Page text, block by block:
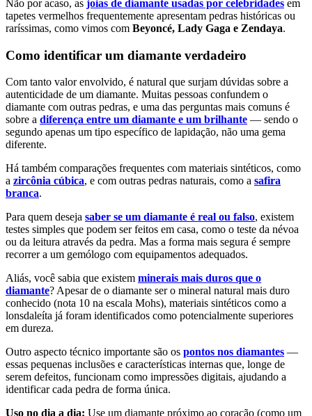
Não por acaso, as joias de diamante usadas por celebridades em
tapetes vermelhos frequentemente apresentam pedras históricas ou
raríssimas, como vimos com Beyoncé, Lady Gaga e Zendaya.
Como identificar um diamante verdadeiro
Com tanto valor envolvido, é natural que surjam dúvidas sobre a
autenticidade de um diamante. Muitas pessoas confundem o
diamante com outras pedras, e uma das perguntas mais comuns é
sobre a diferença entre um diamante e um brilhante — sendo o
segundo apenas um tipo específico de lapidação, não uma gema
diferente.
Há também comparações frequentes com materiais sintéticos, como
a zircônia cúbica, e com outras pedras naturais, como a safira
branca.
Para quem deseja saber se um diamante é real ou falso, existem
testes simples que podem ser feitos em casa, como o teste da névoa
ou da leitura através da pedra. Mas a forma mais segura é sempre
recorrer a um gemólogo com equipamentos adequados.
Aliás, você sabia que existem minerais mais duros que o
diamante? Apesar de o diamante ser o mineral natural mais duro
conhecido (nota 10 na escala Mohs), materiais sintéticos como a
lonsdaleíta já foram identificados como potencialmente superiores
em dureza.
Outro aspecto técnico importante são os pontos nos diamantes —
essas pequenas inclusões e características internas que, longe de
serem defeitos, funcionam como impressões digitais, ajudando a
identificar cada pedra de forma única.
Uso no dia a dia: Use um diamante próximo ao coração (como um